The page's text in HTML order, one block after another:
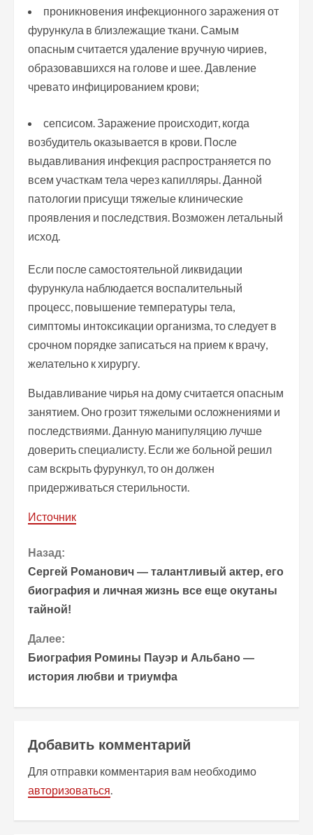
проникновения инфекционного заражения от
фурункула в близлежащие ткани. Самым
опасным считается удаление вручную чириев,
образовавшихся на голове и шее. Давление
чревато инфицированием крови;
сепсисом. Заражение происходит, когда
возбудитель оказывается в крови. После
выдавливания инфекция распространяется по
всем участкам тела через капилляры. Данной
патологии присущи тяжелые клинические
проявления и последствия. Возможен летальный
исход.
Если после самостоятельной ликвидации
фурункула наблюдается воспалительный
процесс, повышение температуры тела,
симптомы интоксикации организма, то следует в
срочном порядке записаться на прием к врачу,
желательно к хирургу.
Выдавливание чирья на дому считается опасным
занятием. Оно грозит тяжелыми осложнениями и
последствиями. Данную манипуляцию лучше
доверить специалисту. Если же больной решил
сам вскрыть фурункул, то он должен
придерживаться стерильности.
Источник
П
р
о
д
о
л
и
т
ь
Назад:
Сергей Романович — талантливый актер, его
биография и личная жизнь все еще окутаны
тайной!
Далее:
Биография Ромины Пауэр и Альбано —
история любви и триумфа
Добавить комментарий
Для отправки комментария вам необходимо
авторизоваться.